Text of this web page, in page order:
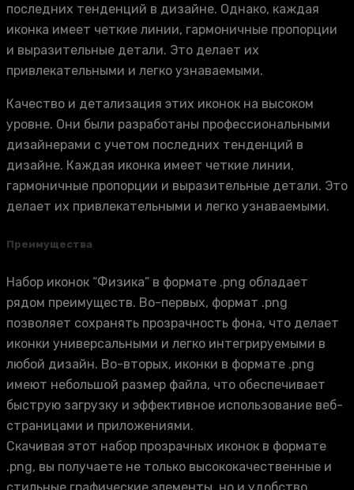
последних тенденций в дизайне. Однако, каждая
иконка имеет четкие линии, гармоничные пропорции
и выразительные детали. Это делает их
привлекательными и легко узнаваемыми.
Качество и детализация этих иконок на высоком
уровне. Они были разработаны профессиональными
дизайнерами с учетом последних тенденций в
дизайне. Каждая иконка имеет четкие линии,
гармоничные пропорции и выразительные детали. Это
делает их привлекательными и легко узнаваемыми.
Преимущества
Набор иконок “Физика” в формате .png обладает
рядом преимуществ. Во-первых, формат .png
позволяет сохранять прозрачность фона, что делает
иконки универсальными и легко интегрируемыми в
любой дизайн. Во-вторых, иконки в формате .png
имеют небольшой размер файла, что обеспечивает
быструю загрузку и эффективное использование веб-
страницами и приложениями.
Скачивая этот набор прозрачных иконок в формате
.png, вы получаете не только высококачественные и